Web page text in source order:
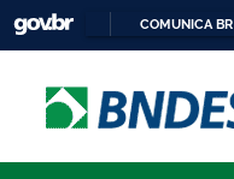
COMUNICA BR